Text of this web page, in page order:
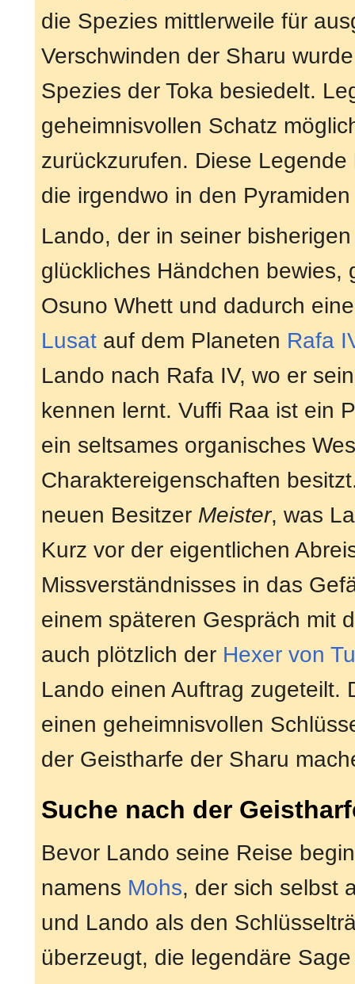
die Spezies mittlerweile für
Verschwinden der Sharu
Spezies der Toka besiedelt.
geheimnisvollen Schatz
zurückzurufen. Diese
die irgendwo in den
Lando, der in seiner
glückliches Händchen
Osuno Whett und dadurch
Lusat auf dem Planeten Rafa
Lando nach Rafa IV, wo er
kennen lernt. Vuffi Raa ist ein
ein seltsames organisches
Charaktereigenschaften
neuen Besitzer Meister, was
Kurz vor der eigentlichen
Missverständnisses in das
einem späteren Gespräch mit
auch plötzlich der Hexer von
Lando einen Auftrag zugeteilt.
einen geheimnisvollen
der Geistharfe der Sharu
Suche nach der
Bevor Lando seine Reise
namens Mohs, der sich selbst
und Lando als den
überzeugt, die legendäre